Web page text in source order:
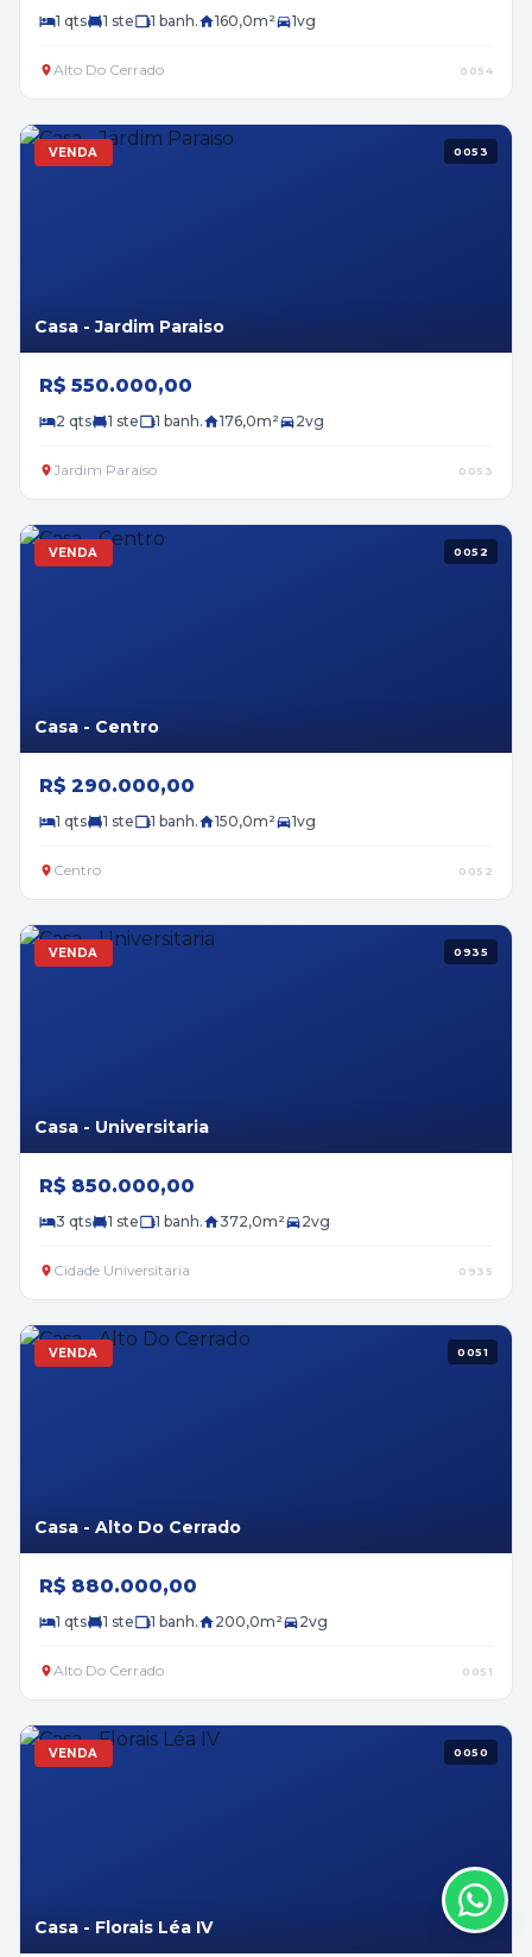
1 qts 1 ste 1 banh. 160,0m² 1vg
Alto Do Cerrado 0054
VENDA 0053
Casa - Jardim Paraiso
R$ 550.000,00
2 qts 1 ste 1 banh. 176,0m² 2vg
Jardim Paraíso 0053
VENDA 0052
Casa - Centro
R$ 290.000,00
1 qts 1 ste 1 banh. 150,0m² 1vg
Centro 0052
VENDA 0935
Casa - Universitaria
R$ 850.000,00
3 qts 1 ste 1 banh. 372,0m² 2vg
Cidade Universitaria 0935
VENDA 0051
Casa - Alto Do Cerrado
R$ 880.000,00
1 qts 1 ste 1 banh. 200,0m² 2vg
Alto Do Cerrado 0051
VENDA 0050
Casa - Florais Léa IV